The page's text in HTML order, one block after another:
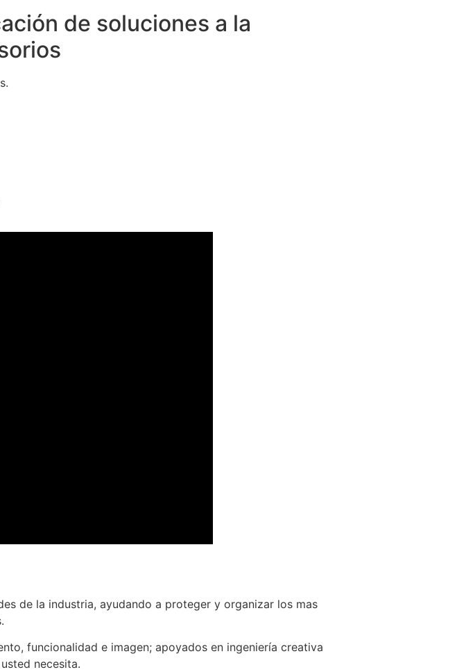
de soluciones a la
de la industria, ayudando a proteger y organizar los mas
funcionalidad e imagen; apoyados en ingeniería creativa
necesita.